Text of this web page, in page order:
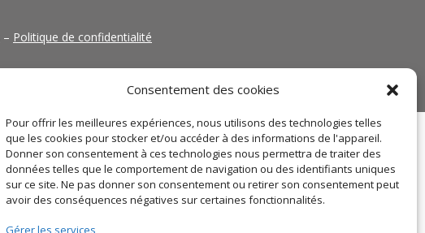
Consentement des cookies
Pour offrir les meilleures expériences, nous utilisons des technologies telles
que les cookies pour stocker et/ou accéder à des informations de l'appareil.
Donner son consentement à ces technologies nous permettra de traiter des
données telles que le comportement de navigation ou des identifiants uniques
sur ce site. Ne pas donner son consentement ou retirer son consentement peut
avoir des conséquences négatives sur certaines fonctionnalités.
Gérer les services
– Politique de confidentialité